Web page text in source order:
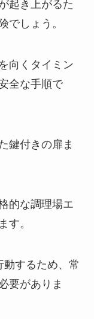
起き上がるた
でしょう。
向くタイミン
全な手順で
鍵付きの扉ま
的な調理場エ
す。
動するため、常
要がありま